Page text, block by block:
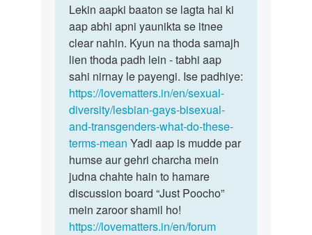
ek
bar
ek
ladko
ko…
by
Smile
aap
ladki
hain…
Lekin aapki baaton se lagta hai ki
aap abhi apni yaunikta se itnee
clear nahin. Kyun na thoda samajh
lien thoda padh lein - tabhi aap
sahi nirnay le payengi. Ise padhiye:
https://lovematters.in/en/sexual-
diversity/lesbian-gays-bisexual-
and-transgenders-what-do-these-
terms-mean Yadi aap is mudde par
humse aur gehri charcha mein
judna chahte hain to hamare
discussion board “Just Poocho”
mein zaroor shamil ho!
https://lovematters.in/en/forum